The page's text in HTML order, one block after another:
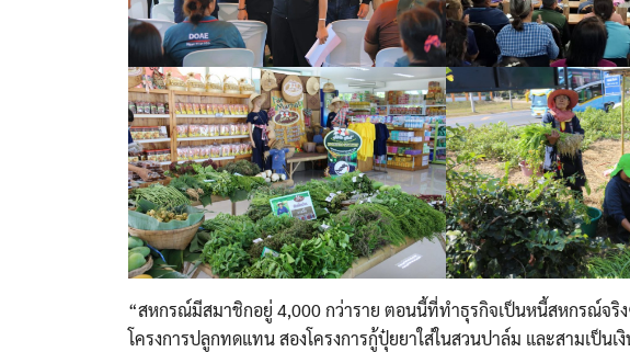
“สหกรณ์มีสมาชิกอยู่ 4,000 กว่าราย ตอนนี้ที่ทำธุรกิจเป็นหนี้สหกรณ์จริ
โครงการปลูกทดแทน สองโครงการกู้ปุ๋ยยาใส่ในสวนปาล์ม และสามเป็น